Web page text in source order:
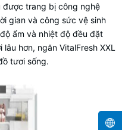
được trang bị công nghệ
gian và công sức vệ sinh
ẩm và nhiệt độ đều đặt
hơn, ngăn VitalFresh XXL
tươi sống.